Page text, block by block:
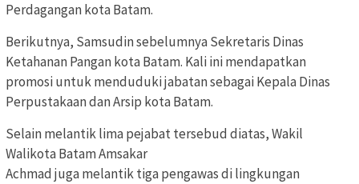
Perdagangan kota Batam.
Berikutnya, Samsudin sebelumnya Sekretaris Dinas
Ketahanan Pangan kota Batam. Kali ini mendapatkan
promosi untuk menduduki jabatan sebagai Kepala Dinas
Perpustakaan dan Arsip kota Batam.
Selain melantik lima pejabat tersebud diatas, Wakil
Walikota Batam Amsakar
Achmad juga melantik tiga pengawas di lingkungan